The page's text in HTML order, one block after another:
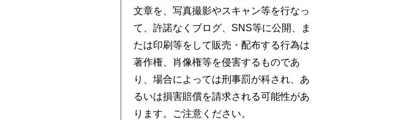
文章を、写真撮影やスキャン等を行なっ
て、許諾なくブログ、SNS等に公開、ま
たは印刷等をして販売・配布する行為は
著作権、肖像権等を侵害するものであ
り、場合によっては刑事罰が科され、あ
るいは損害賠償を請求される可能性があ
ります。ご注意ください。